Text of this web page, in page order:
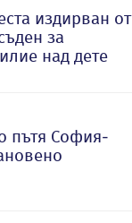
издирван от
за
над дете
пътя София-